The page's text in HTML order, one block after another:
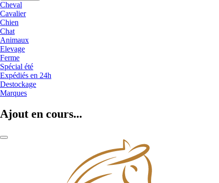
Cheval
Cavalier
Chien
Chat
Animaux
Elevage
Ferme
Spécial été
Expédiés en 24h
Destockage
Marques
Ajout en cours...